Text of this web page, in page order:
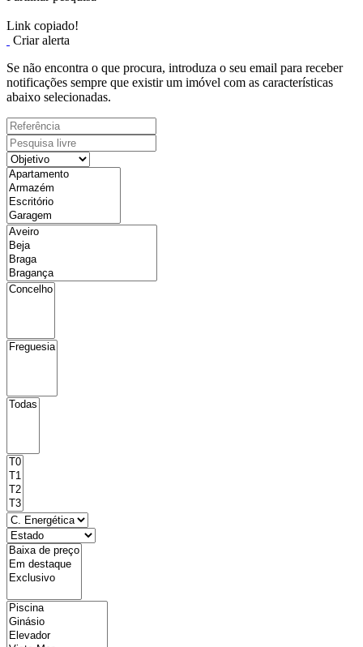
Link copiado!
Criar alerta
Se não encontra o que procura, introduza o seu email para receber
notificações sempre que existir um imóvel com as características
abaixo selecionadas.